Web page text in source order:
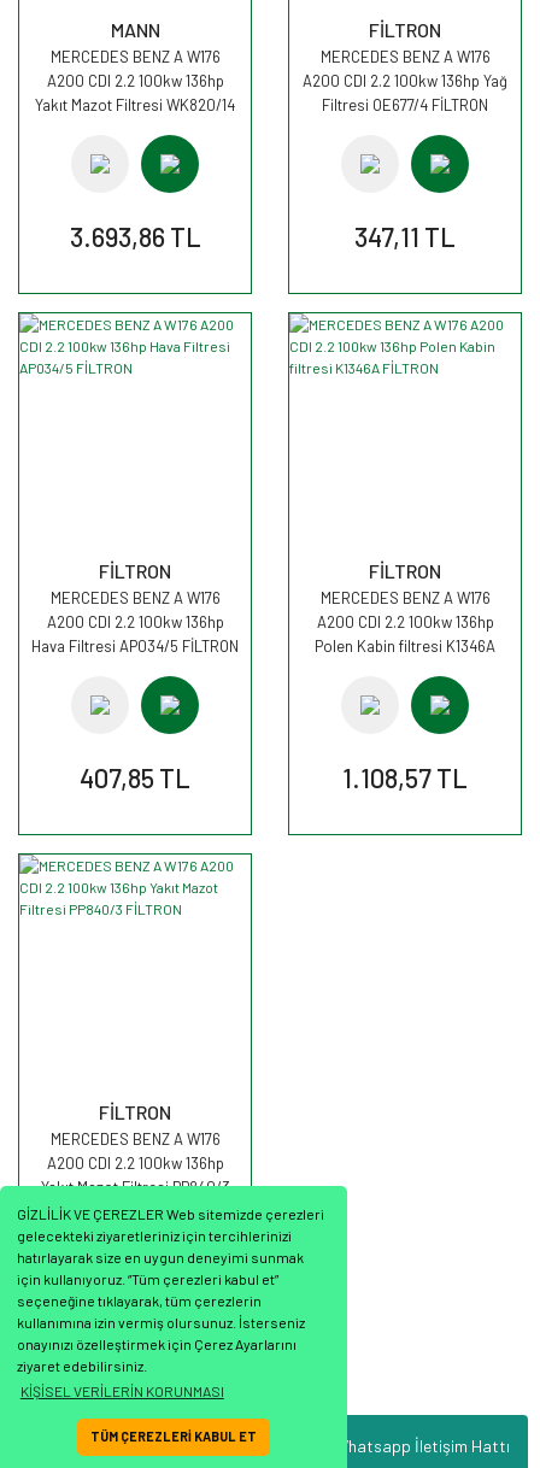
GİZLİLİK VE ÇEREZLER Web sitemizde çerezleri
gelecekteki ziyaretleriniz için tercihlerinizi
hatırlayarak size en uygun deneyimi sunmak
için kullanıyoruz. “Tüm çerezleri kabul et”
seçeneğine tıklayarak, tüm çerezlerin
kullanımına izin vermiş olursunuz. İsterseniz
onayınızı özelleştirmek için Çerez Ayarlarını
ziyaret edebilirsiniz.
KİŞİSEL VERİLERİN KORUNMASI
TÜM ÇEREZLERİ KABUL ET Whatsapp İletişim Hattı
MANN
MERCEDES BENZ A W176
A200 CDI 2.2 100kw 136hp
Yakıt Mazot Filtresi WK820/14
3.693,86 TL
FİLTRON
MERCEDES BENZ A W176
A200 CDI 2.2 100kw 136hp Yağ
Filtresi OE677/4 FİLTRON
347,11 TL
FİLTRON
MERCEDES BENZ A W176
A200 CDI 2.2 100kw 136hp
Hava Filtresi AP034/5 FİLTRON
407,85 TL
FİLTRON
MERCEDES BENZ A W176
A200 CDI 2.2 100kw 136hp
Polen Kabin filtresi K1346A
1.108,57 TL
FİLTRON
MERCEDES BENZ A W176
A200 CDI 2.2 100kw 136hp
Yakıt Mazot Filtresi PP840/3
FİLTRON
3.275,83 TL